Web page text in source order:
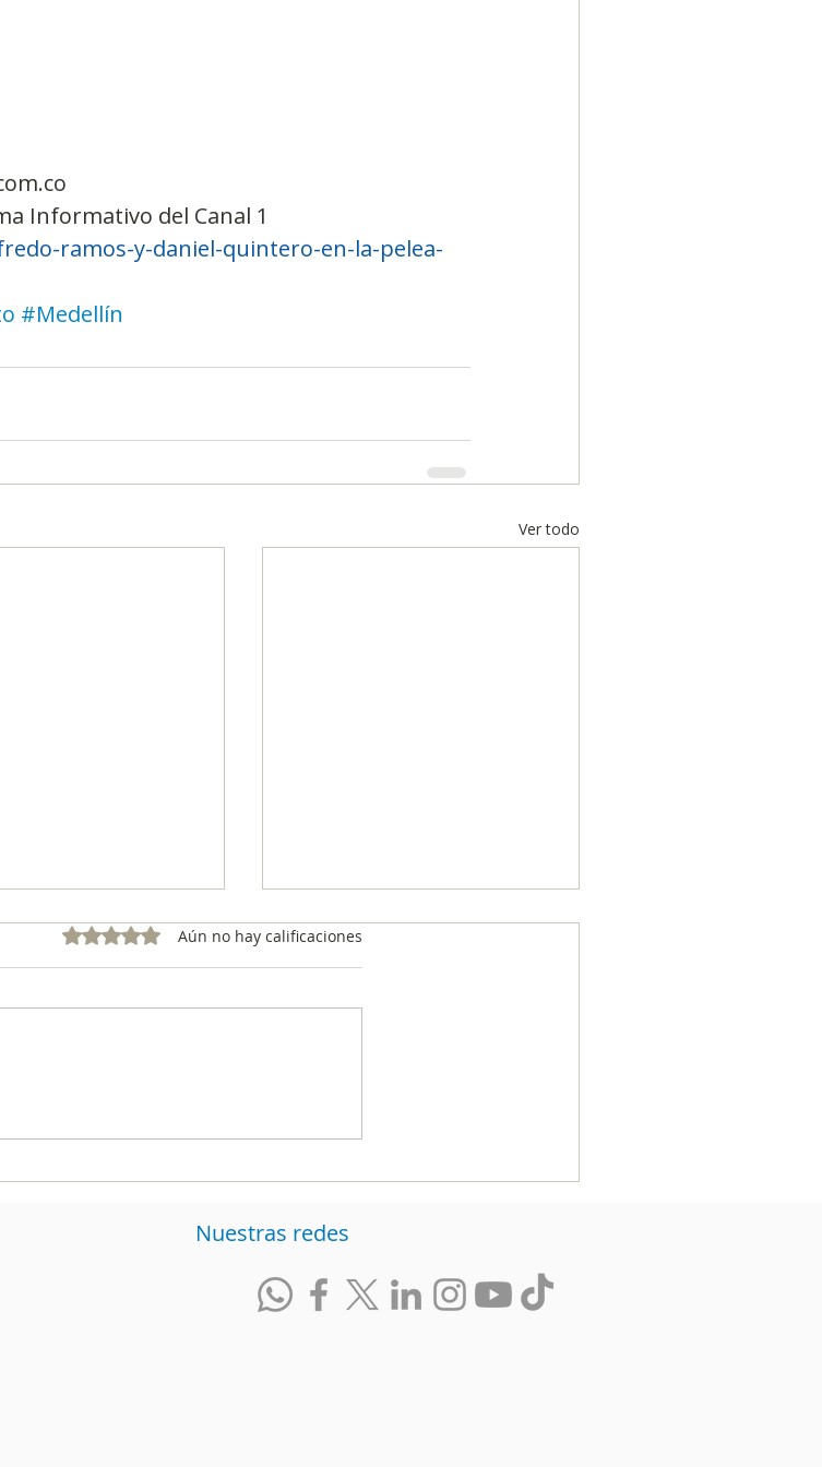
Informativo del Canal 1
ramos-y-daniel-quintero-en-la-pelea-
#Medellín
Ver todo
Obtuvo 0 de 5 estrellas.
Aún no hay calificaciones
Nuestras redes